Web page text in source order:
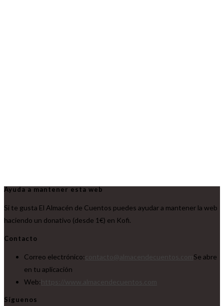
Ayuda a mantener esta web
Si te gusta El Almacén de Cuentos puedes ayudar a mantener la web
haciendo un donativo (desde 1€) en Kofi.
Contacto
Correo electrónico:
Se abre
en tu aplicación
Web:
Síguenos